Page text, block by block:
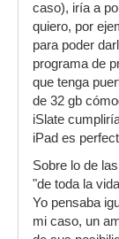
caso), iría a
quiero, por
para poder
programa de
que tenga
de 32 gb
iSlate
iPad es
Sobre lo de
"de toda la
Yo pensaba
mi caso, un